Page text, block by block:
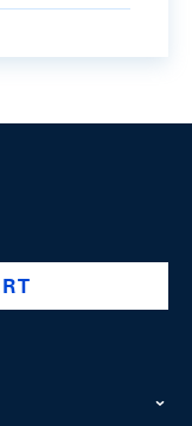
swiss-national-
@swissnationalbank